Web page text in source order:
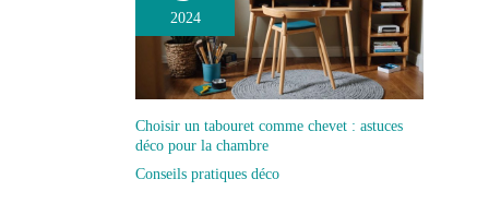
2024
Choisir un tabouret comme chevet : astuces
déco pour la chambre
Conseils pratiques déco